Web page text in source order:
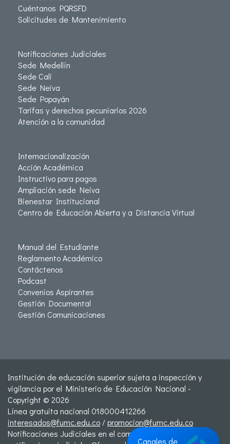
Cuéntanos PQRSFD
Solicitudes de Mantenimiento
Notificaciones Judiciales
Sede Medellín
Sede Cali
Sede Neiva
Sede Popayán
Tarifas y derechos pecuniarios 2026
Atención a la comunidad
Internacionalización
Acción Académica
Instructivo para pagos
Ampliación sede Neiva
Bienestar Institucional
Centro de Educación Abierta y a Distancia Virtual
Manual del Estudiante
Reglamento Académico
Contáctenos
Podcast
Convenios Aspirantes
Gestión Documental
Gestión Comunicaciones
Institución de educación superior sujeta a inspección y
vigilancia por el Ministerio de Educación Nacional -
Copyright © 2026
Línea gratuita nacional 018000412266
interesados@fumc.edu.co /promocion@fumc.edu.co
Notificaciones Judiciales en el correo:
Canales de